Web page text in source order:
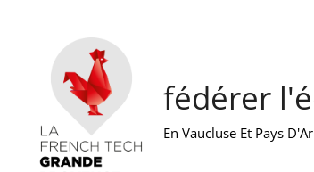
fédérer
En Vaucluse Et Pays